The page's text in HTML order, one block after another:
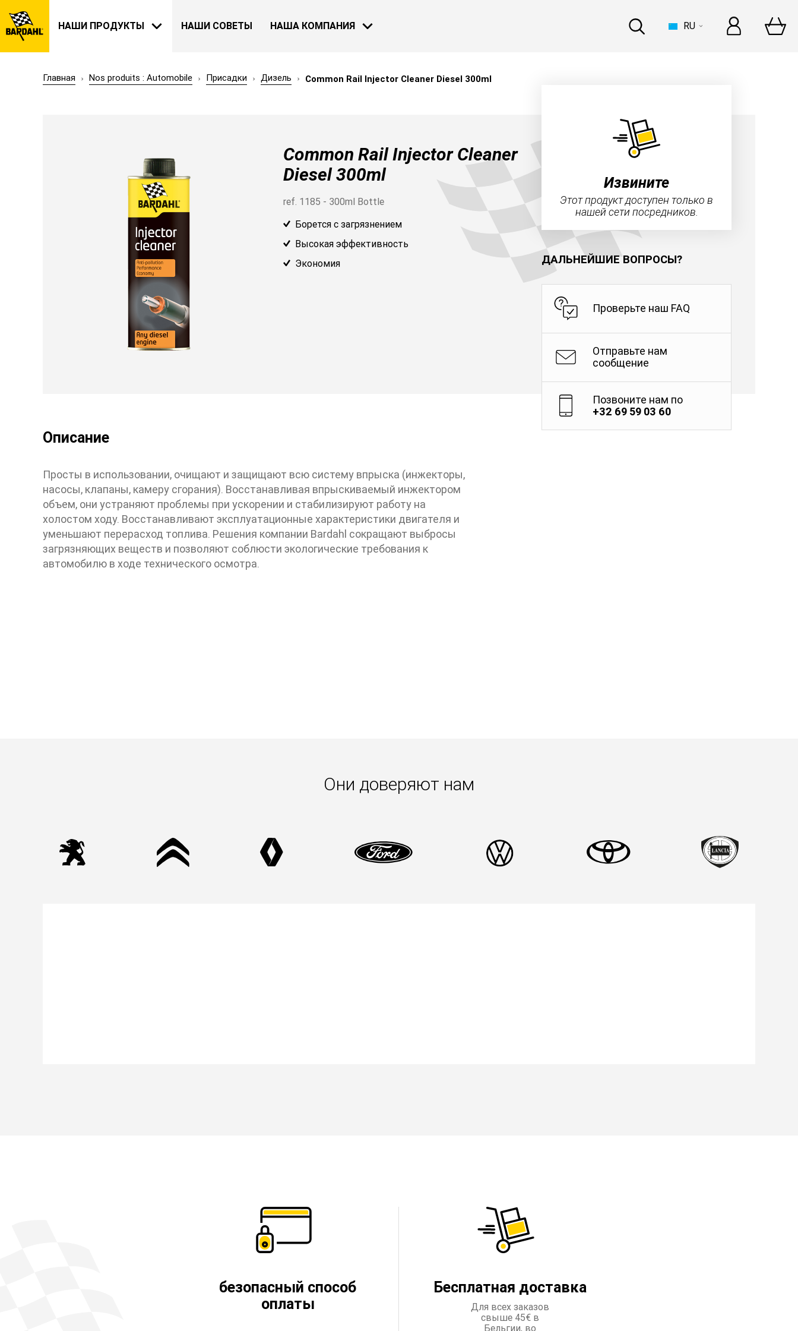
НАШИ ПРОДУКТЫ
ВОДНЫЙ ТРАСПОРТ ИНДУСТРИЯ
тиражом
НАШИ СОВЕТЫ НАША КОМПАНИЯ
Bardahl и Ferrari это целая история!
СМОТРЕТЬ ВСЕ НОВОСТИ
RU
Главная Nos produits : Automobile Присадки Дизель Common Rail Injector Cleaner Diesel 300ml
Common Rail Injector Cleaner
Diesel 300ml
ref. 1185 - 300ml Bottle
Борется с загрязнением
Высокая эффективность
Экономия
Извините
Этот продукт доступен только в
нашей сети посредников.
ДАЛЬНЕЙШИЕ ВОПРОСЫ?
Проверьте наш FAQ
Отправьте нам
сообщение
Позвоните нам по
+32 69 59 03 60
Описание
Просты в использовании, очищают и защищают всю систему впрыска (инжекторы,
насосы, клапаны, камеру сгорания). Восстанавливая впрыскиваемый инжектором
объем, они устраняют проблемы при ускорении и стабилизируют работу на
холостом ходу. Восстанавливают эксплуатационные характеристики двигателя и
уменьшают перерасход топлива. Решения компании Bardahl сокращают выбросы
загрязняющих веществ и позволяют соблюсти экологические требования к
автомобилю в ходе технического осмотра.
Они доверяют нам
безопасный способ
оплаты
Бесплатная доставка
Для всех заказов
свыше 45€ в
Бельгии, во